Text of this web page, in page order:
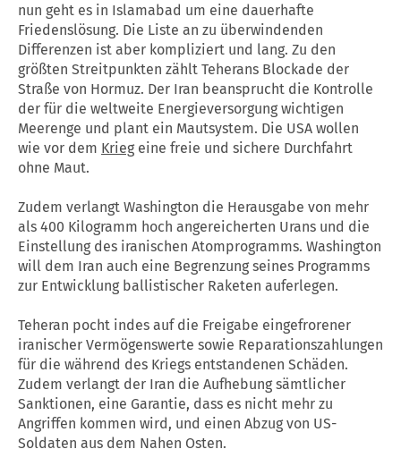
nun geht es in Islamabad um eine dauerhafte
Friedenslösung. Die Liste an zu überwindenden
Differenzen ist aber kompliziert und lang. Zu den
größten Streitpunkten zählt Teherans Blockade der
Straße von Hormuz. Der Iran beansprucht die Kontrolle
der für die weltweite Energieversorgung wichtigen
Meerenge und plant ein Mautsystem. Die USA wollen
wie vor dem Kriegeine freie und sichere Durchfahrt
ohne Maut.
Zudem verlangt Washington die Herausgabe von mehr
als 400 Kilogramm hoch angereicherten Urans und die
Einstellung des iranischen Atomprogramms. Washington
will dem Iran auch eine Begrenzung seines Programms
zur Entwicklung ballistischer Raketen auferlegen.
Teheran pocht indes auf die Freigabe eingefrorener
iranischer Vermögenswerte sowie Reparationszahlungen
für die während des Kriegs entstandenen Schäden.
Zudem verlangt der Iran die Aufhebung sämtlicher
Sanktionen, eine Garantie, dass es nicht mehr zu
Angriffen kommen wird, und einen Abzug von US-
Soldaten aus dem Nahen Osten.